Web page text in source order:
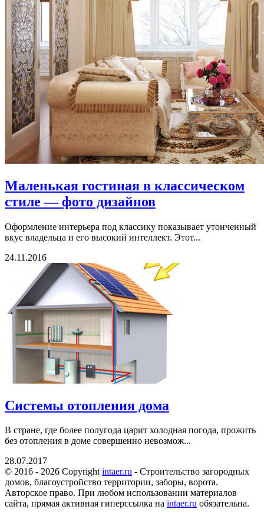
Маленькая гостиная в классическом
стиле — фото дизайнов
Оформление интерьера под классику показывает утонченный
вкус владельца и его высокий интеллект. Этот...
24.11.2016
Системы отопления дома
В стране, где более полугода царит холодная погода, прожить
без отопления в доме совершенно невозмож...
28.07.2017
© 2016 - 2026 Copyrightintaer.ru - Cтроительство загородных
домов, благоустройство территории, заборы, ворота.
Авторское право. При любом использовании материалов
сайта, прямая активная гиперссылка на intaer.ru обязательна.